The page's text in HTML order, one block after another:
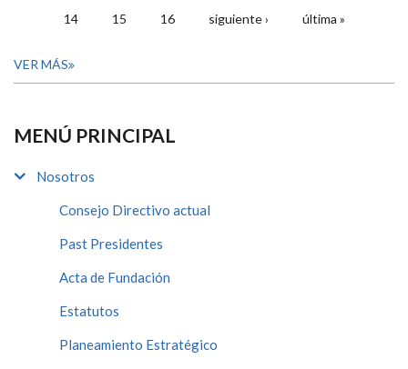
14 15 16 siguiente › última »
VER MÁS
MENÚ PRINCIPAL
Nosotros
Consejo Directivo actual
Past Presidentes
Acta de Fundación
Estatutos
Planeamiento Estratégico